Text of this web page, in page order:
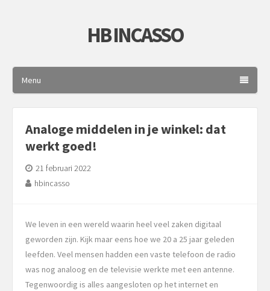
HB INCASSO
Menu
Analoge middelen in je winkel: dat
werkt goed!
21 februari 2022
hbincasso
We leven in een wereld waarin heel veel zaken digitaal
geworden zijn. Kijk maar eens hoe we 20 a 25 jaar geleden
leefden. Veel mensen hadden een vaste telefoon de radio
was nog analoog en de televisie werkte met een antenne.
Tegenwoordig is alles aangesloten op het internet en